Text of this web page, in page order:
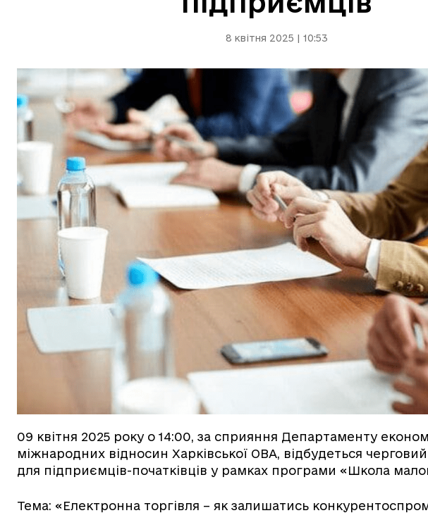
8 квітня 2025 | 10:53
09 квітня 2025 року о 14:00, за сприяння Департаменту
міжнародних відносин Харківської ОВА, відбудеться
для підприємців-початківців у рамках програми «Школа
Тема: «Електронна торгівля – як залишатись